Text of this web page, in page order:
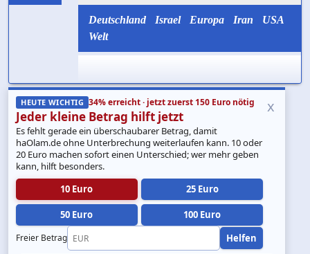
Deutschland Israel Europa Iran
USA
Welt
HEUTE WICHTIG 34% erreicht · jetzt zuerst 150 Euro nötig
Jeder kleine Betrag hilft jetzt
Es fehlt gerade ein überschaubarer Betrag, damit
haOlam.de ohne Unterbrechung weiterlaufen kann. 10 oder
20 Euro machen sofort einen Unterschied; wer mehr geben
kann, hilft besonders.
10 Euro
25 Euro
50 Euro 100 Euro
Freier Betrag Helfen
x